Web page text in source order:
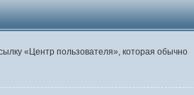
«Центр пользователя», которая обычно